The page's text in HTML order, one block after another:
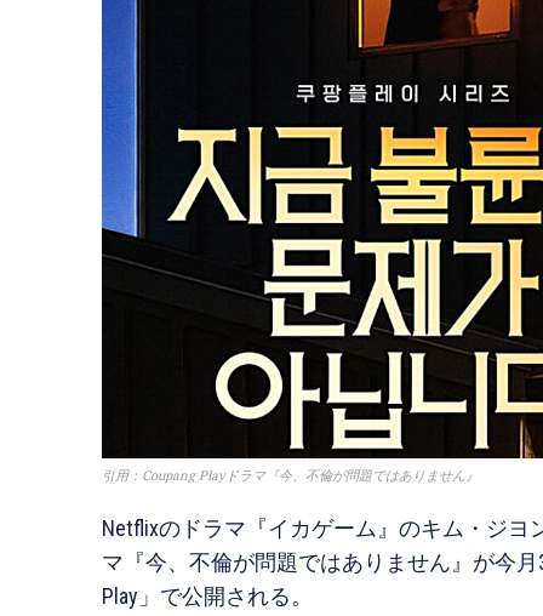
引用：Coupang Playドラマ『今、不倫が問題ではありません』
Netflixのドラマ『イカゲーム』のキム・ジ
マ『今、不倫が問題ではありません』が今月
Play」で公開される。